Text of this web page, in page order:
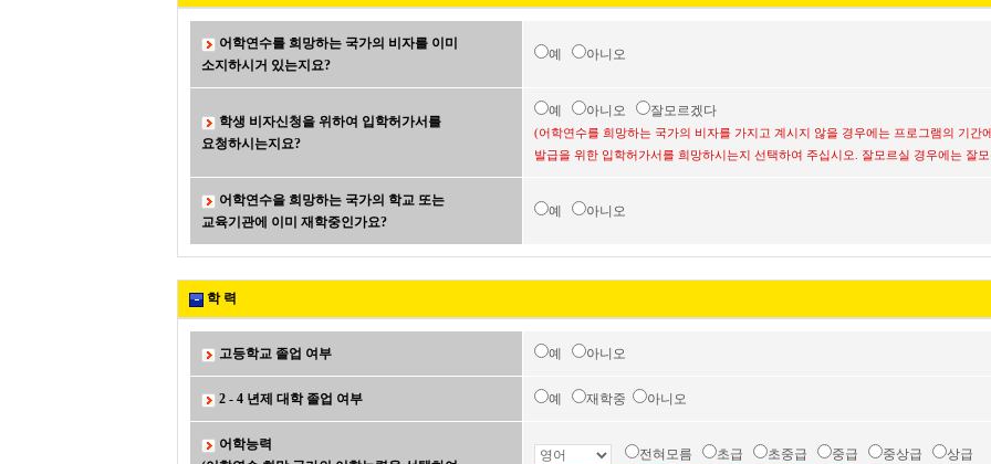
어학연수를 희망하는 국가의 비자를 이미
소지하시거 있는지요?
예 아니오
학생 비자신청을 위하여 입학허가서를
요청하시는지요?
예 아니오 잘모르겠다
(어학연수를 희망하는 국가의 비자를 가지고 계시지 않을 경우에는 프로그램의 기간
발급을 위한 입학허가서를 희망하시는지 선택하여 주십시오. 잘모르실 경우에는 잘
어학연수을 희망하는 국가의 학교 또는
교육기관에 이미 재학중인가요?
예 아니오
학 력
고등학교 졸업 여부 예 아니오
2 - 4 년제 대학 졸업 여부 예 재학중 아니오
어학능력
전혀모름 초급 초중급 중급 중상급 상급